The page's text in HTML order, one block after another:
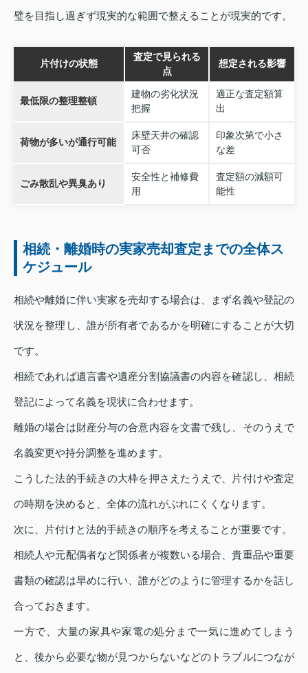
璧を目指し過ぎず現実的な範囲で整えることが現実的です。
片付けの状態
査定で見られる
点
想定される影響
最低限の整理整頓
建物の劣化状況
把握
適正な査定額算
出
荷物が多いが通行可能
床壁天井の確認
可否
印象次第で小さ
な差
ごみ散乱や異臭あり
安全性と補修費
用
査定額の減額可
能性
相続・離婚時の実家売却査定までの全体ス
ケジュール
相続や離婚に伴い実家を売却する場合は、まず名義や登記の
状況を整理し、誰が所有者であるかを明確にすることが大切
です。
相続であれば遺言書や遺産分割協議書の内容を確認し、相続
登記によって名義を現状に合わせます。
離婚の場合は財産分与の合意内容を文書で残し、そのうえで
名義変更や持分調整を進めます。
こうした法的手続きの大枠を押さえたうえで、片付けや査定
の時期を決めると、全体の流れがぶれにくくなります。
次に、片付けと法的手続きの順序を考えることが重要です。
相続人や元配偶者など関係者が複数いる場合、貴重品や重要
書類の確認は早めに行い、誰がどのように管理するかを話し
合っておきます。
一方で、大量の家具や家電の処分まで一気に進めてしまう
と、後から必要な物が見つからないなどのトラブルにつなが